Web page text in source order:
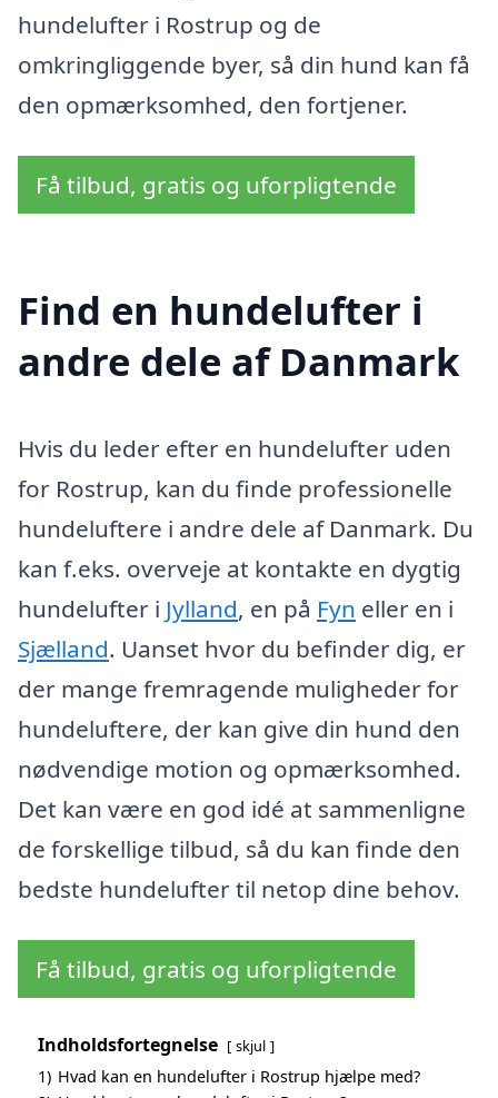
hundelufter i Rostrup og de
omkringliggende byer, så din hund kan få
den opmærksomhed, den fortjener.
Få tilbud, gratis og uforpligtende
Find en hundelufter i
andre dele af Danmark
Hvis du leder efter en hundelufter uden
for Rostrup, kan du finde professionelle
hundeluftere i andre dele af Danmark. Du
kan f.eks. overveje at kontakte en dygtig
hundelufter i Jylland, en på Fyn eller en i
Sjælland. Uanset hvor du befinder dig, er
der mange fremragende muligheder for
hundeluftere, der kan give din hund den
nødvendige motion og opmærksomhed.
Det kan være en god idé at sammenligne
de forskellige tilbud, så du kan finde den
bedste hundelufter til netop dine behov.
Få tilbud, gratis og uforpligtende
Indholdsfortegnelse skjul
1) Hvad kan en hundelufter i Rostrup hjælpe med?